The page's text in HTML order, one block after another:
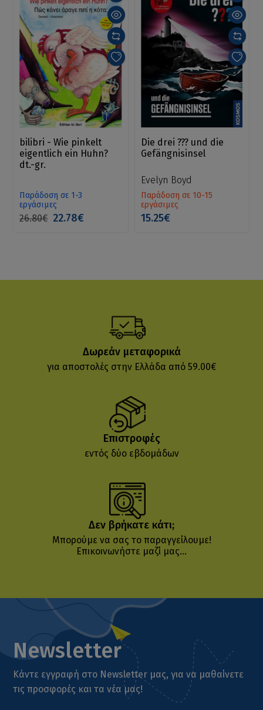
bilibri - Wie pinkelt
eigentlich ein Huhn?
dt.-gr.
Παράδοση σε 1-3
εργάσιμες
26.80€ 22.78€
Die drei ??? und die
Gefängnisinsel
Evelyn Boyd
Παράδοση σε 10-15
εργάσιμες
15.25€
Δωρεάν μεταφορικά
για αποστολές στην Ελλάδα από 59.00€
Επιστροφές
εντός δύο εβδομάδων
Δεν βρήκατε κάτι;
Μπορούμε να σας το παραγγείλουμε!
Επικοινωνήστε μαζί μας...
Newsletter
Κάντε εγγραφή στο Newsletter μας, για να μαθαίνετε
τις προσφορές και τα νέα μας!